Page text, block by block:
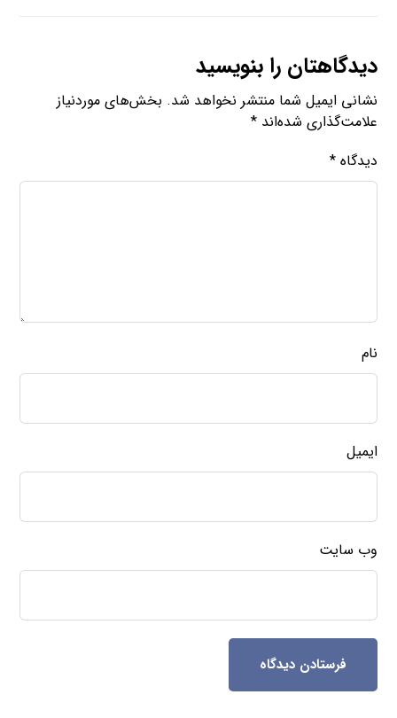
دیدگاهتان را بنویسید
نشانی ایمیل شما منتشر نخواهد شد. بخش‌های موردنیاز
علامت‌گذاری شده‌اند*
دیدگاه*
نام
ایمیل
وب‌ سایت
فرستادن دیدگاه